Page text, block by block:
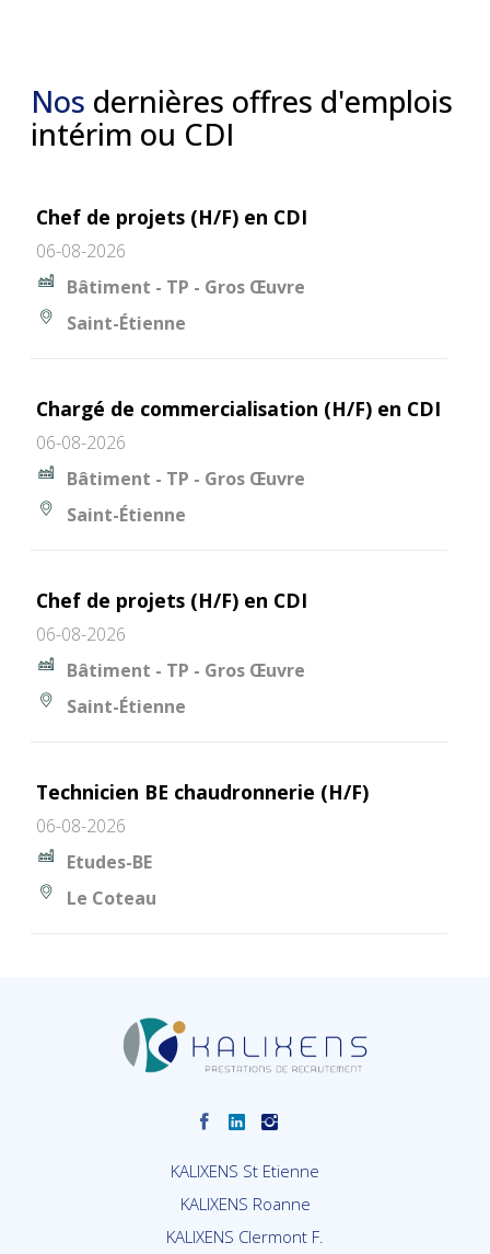
Nos dernières offres d'emplois
intérim ou CDI
Chef de projets (H/F) en CDI
06-08-2026
Bâtiment - TP - Gros Œuvre
Saint-Étienne
Chargé de commercialisation (H/F) en CDI
06-08-2026
Bâtiment - TP - Gros Œuvre
Saint-Étienne
Chef de projets (H/F) en CDI
06-08-2026
Bâtiment - TP - Gros Œuvre
Saint-Étienne
Technicien BE chaudronnerie (H/F)
06-08-2026
Etudes-BE
Le Coteau
KALIXENS St Etienne
KALIXENS Roanne
KALIXENS Clermont F.